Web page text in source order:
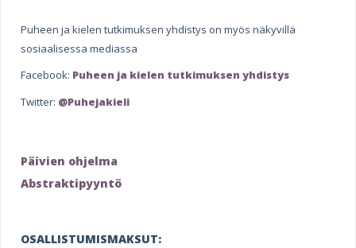
Puheen ja kielen tutkimuksen yhdistys on myös näkyvillä
sosiaalisessa mediassa
Facebook: Puheen ja kielen tutkimuksen yhdistys
Twitter: @Puhejakieli
P
i
Päivien ohjelma
Abstraktipyyntö
OSALLISTUMISMAKSUT: